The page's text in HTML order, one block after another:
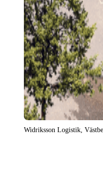
Widriksson Logistik,